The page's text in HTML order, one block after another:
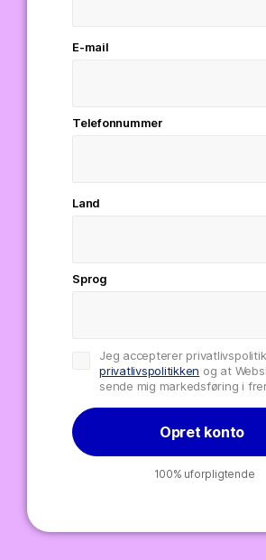
E-mail
Telefonnummer
Land
Sprog
Jeg accepterer
privatlivspolitikken og at
sende mig markedsføring i
Opret konto
100% uforpligtende